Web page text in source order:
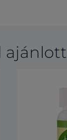
ajánlott